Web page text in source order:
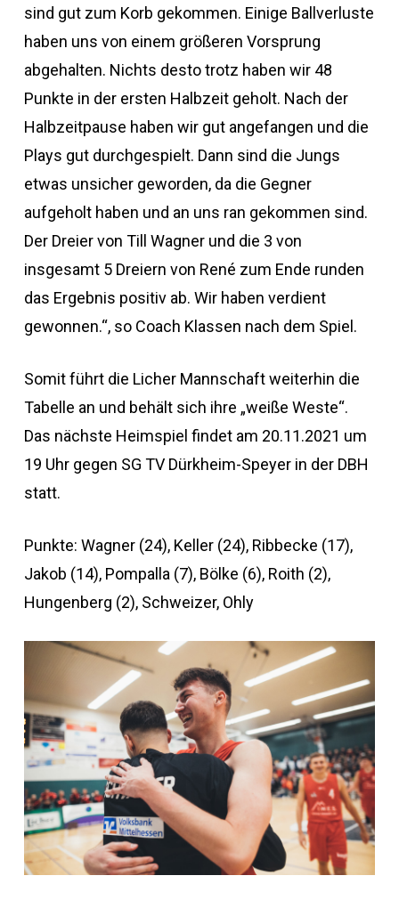
sind gut zum Korb gekommen. Einige Ballverluste
haben uns von einem größeren Vorsprung
abgehalten. Nichts desto trotz haben wir 48
Punkte in der ersten Halbzeit geholt. Nach der
Halbzeitpause haben wir gut angefangen und die
Plays gut durchgespielt. Dann sind die Jungs
etwas unsicher geworden, da die Gegner
aufgeholt haben und an uns ran gekommen sind.
Der Dreier von Till Wagner und die 3 von
insgesamt 5 Dreiern von René zum Ende runden
das Ergebnis positiv ab. Wir haben verdient
gewonnen.“, so Coach Klassen nach dem Spiel.
Somit führt die Licher Mannschaft weiterhin die
Tabelle an und behält sich ihre „weiße Weste“.
Das nächste Heimspiel findet am 20.11.2021 um
19 Uhr gegen SG TV Dürkheim-Speyer in der DBH
statt.
Punkte: Wagner (24), Keller (24), Ribbecke (17),
Jakob (14), Pompalla (7), Bölke (6), Roith (2),
Hungenberg (2), Schweizer, Ohly